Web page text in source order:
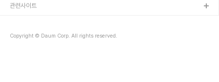
차원으로 감사히 생각하겠습니다.변형된 형태로 수정하시는 경우에
Copyright © Daum Corp. All rights reserved.
관련사이트